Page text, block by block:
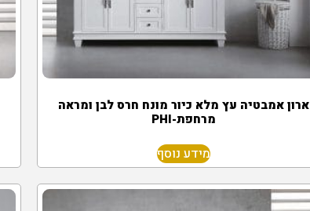
ארון אמבטיה עץ מלא כיור מונח חרס לבן ומראה
מרחפת-PHI
מידע נוסף